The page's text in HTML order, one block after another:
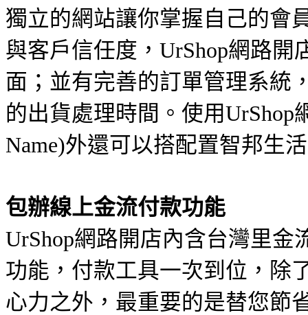
獨立的網站讓你掌握自己的會
與客戶信任度，UrShop網路
面；並有完善的訂單管理系統
的出貨處理時間。使用UrShop
Name)外還可以搭配置智邦生
包辦線上金流付款功能
UrShop網路開店內含台灣里金
功能，付款工具一次到位，除
心力之外，最重要的是替您節